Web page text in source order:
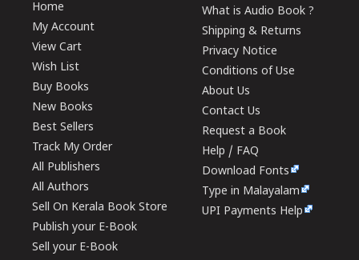
Home
My Account
View Cart
Wish List
Buy Books
New Books
Best Sellers
Track My Order
All Publishers
All Authors
Sell On Kerala Book Store
Publish your E-Book
Sell your E-Book
What is Audio Book ?
Shipping & Returns
Privacy Notice
Conditions of Use
About Us
Contact Us
Request a Book
Help / FAQ
Download Fonts
Type in Malayalam
UPI Payments Help